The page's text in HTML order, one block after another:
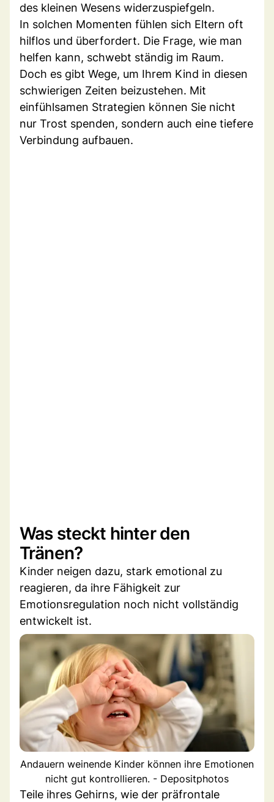
des kleinen Wesens widerzuspiefgeln.
In solchen Momenten fühlen sich Eltern oft
hilflos und überfordert. Die Frage, wie man
helfen kann, schwebt ständig im Raum.
Doch es gibt Wege, um Ihrem Kind in diesen
schwierigen Zeiten beizustehen. Mit
einfühlsamen Strategien können Sie nicht
nur Trost spenden, sondern auch eine tiefere
Verbindung aufbauen.
Was steckt hinter den
Tränen?
Kinder neigen dazu, stark emotional zu
reagieren, da ihre Fähigkeit zur
Emotionsregulation noch nicht vollständig
entwickelt ist.
Andauern weinende Kinder können ihre Emotionen
nicht gut kontrollieren. - Depositphotos
Teile ihres Gehirns, wie der präfrontale